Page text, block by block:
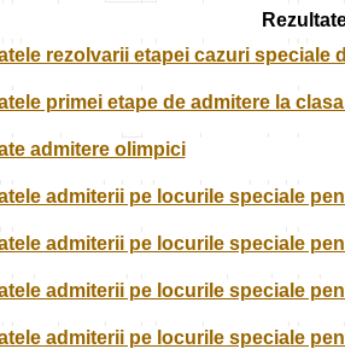
rezolvarii etapei cazuri speciale
primei etape de admitere la
admitere olimpici
admiterii pe locurile speciale
admiterii pe locurile speciale
admiterii pe locurile speciale
admiterii pe locurile speciale